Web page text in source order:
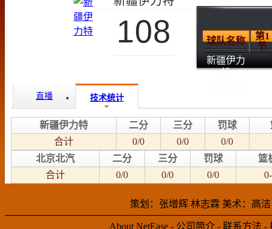
108 球队名称
第1
节
新疆伊力
特
直播 技术统计
新疆伊力特 二分 三分 罚球
合计
0/0 0/0
0/0
北京北汽
二分 三分 罚球
篮
合计
0/0 0/0 0/0
策划：张增辉 林志霖 美术：高
About NetEase - 公司简介 - 联系方法 -